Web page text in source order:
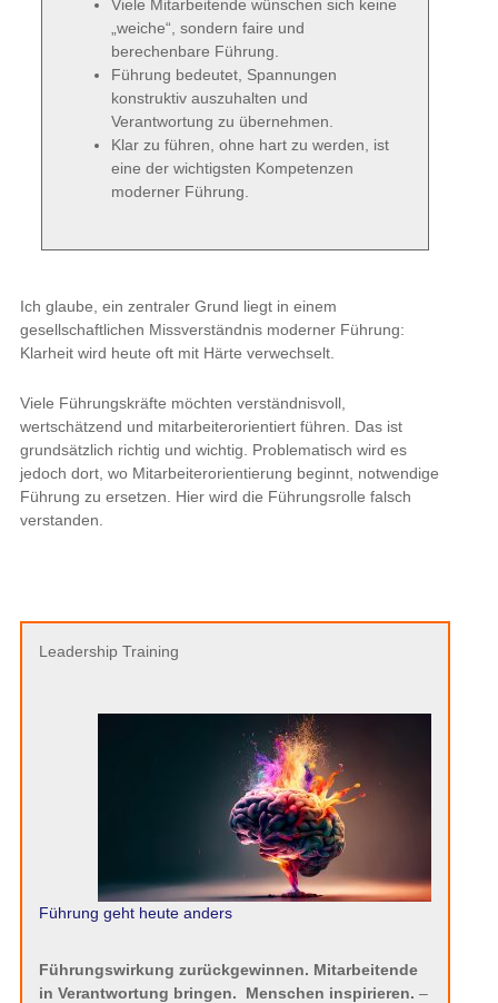
Viele Mitarbeitende wünschen sich keine
„weiche“, sondern faire und
berechenbare Führung.
Führung bedeutet, Spannungen
konstruktiv auszuhalten und
Verantwortung zu übernehmen.
Klar zu führen, ohne hart zu werden, ist
eine der wichtigsten Kompetenzen
moderner Führung.
Ich glaube, ein zentraler Grund liegt in einem
gesellschaftlichen Missverständnis moderner Führung:
Klarheit wird heute oft mit Härte verwechselt.
Viele Führungskräfte möchten verständnisvoll,
wertschätzend und mitarbeiterorientiert führen. Das ist
grundsätzlich richtig und wichtig. Problematisch wird es
jedoch dort, wo Mitarbeiterorientierung beginnt, notwendige
Führung zu ersetzen. Hier wird die Führungsrolle falsch
verstanden.
Leadership Training
Führung geht heute anders
Führungswirkung zurückgewinnen. Mitarbeitende
in Verantwortung bringen. Menschen inspirieren. –